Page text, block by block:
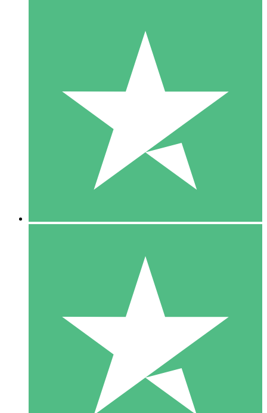
Individuele Creditpakketten
Betaal per gebruik met downloadtegoeden. Geen maandelijkse
1000
10 Downloaden
20 00